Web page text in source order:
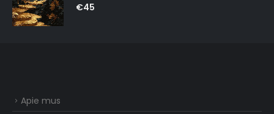
0out of 5
€45
Apie mus